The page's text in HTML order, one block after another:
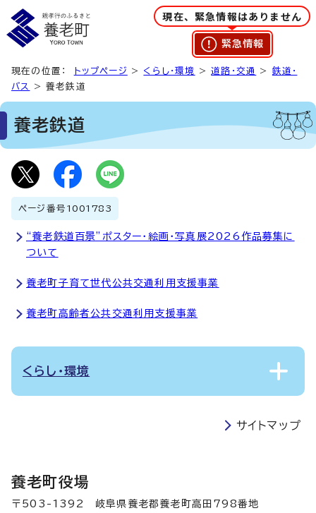
現在、緊急情報はありません
緊急情報
現在の位置： トップページ > くらし・環境 >道路・交通 > 鉄道・
バス
> 養老鉄道
養老鉄道
ページ番号 1001783
“養老鉄道百景”ポスター・絵画・写真展2026作品募集に
ついて
養老町子育て世代公共交通利用支援事業
養老町高齢者公共交通利用支援事業
くらし・環境
サイトマップ
養老町役場
〒503-1392 岐阜県養老郡養老町高田798番地